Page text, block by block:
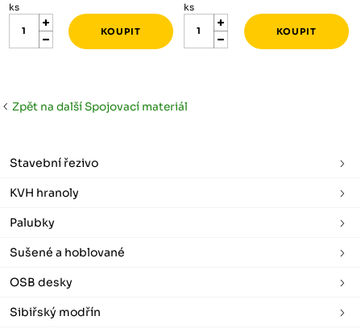
ks ks
Zpět na další Spojovací materiál
Stavební řezivo
KVH hranoly
Palubky
Sušené a hoblované
OSB desky
Sibiřský modřín